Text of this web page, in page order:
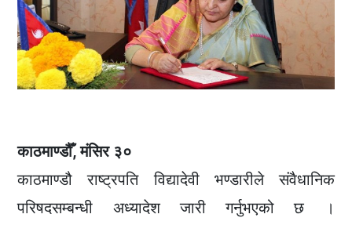
काठमाण्डौँ, मंसिर ३०
काठमाण्डौ राष्ट्रपति विद्यादेवी भण्डारीले संवैधानिक
परिषदसम्बन्धी अध्यादेश जारी गर्नुभएको छ ।